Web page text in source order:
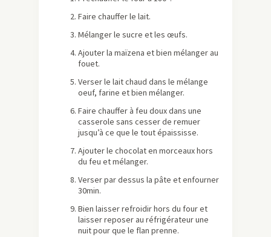
Faire chauffer le lait.
Mélanger le sucre et les œufs.
Ajouter la maïzena et bien mélanger au
fouet.
Verser le lait chaud dans le mélange
oeuf, farine et bien mélanger.
Faire chauffer à feu doux dans une
casserole sans cesser de remuer
jusqu’à ce que le tout épaississe.
Ajouter le chocolat en morceaux hors
du feu et mélanger.
Verser par dessus la pâte et enfourner
30min.
Bien laisser refroidir hors du four et
laisser reposer au réfrigérateur une
nuit pour que le flan prenne.